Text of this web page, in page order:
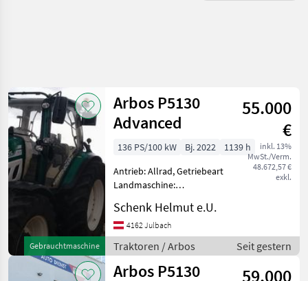
Kategorie 1 Land Filter
AKTUELLER
PFAD
Arbos
WÄHLEN
Landtechnik
4
Zurücksetzen
4
anzeigen
Gebrauchtmaschine
Arbos P5130
Advanced
55.000
€
inkl. 13%
MwSt./Verm.
48.672,57 €
exkl.
136 PS/100 kW Bj. 2022
1139 h
Antrieb: Allrad, Getriebeart
Landmaschine:
Plattform: Kabine,
Zapfwellendrehzahl:
540/1000,
Höchstgeschwindigkeit in
km/h: 40 km/h, Aufladung:
Schenk Helmut e.U.
4162 Julbach
Traktoren / Arbos Seit gestern
Arbos P5130
59.000